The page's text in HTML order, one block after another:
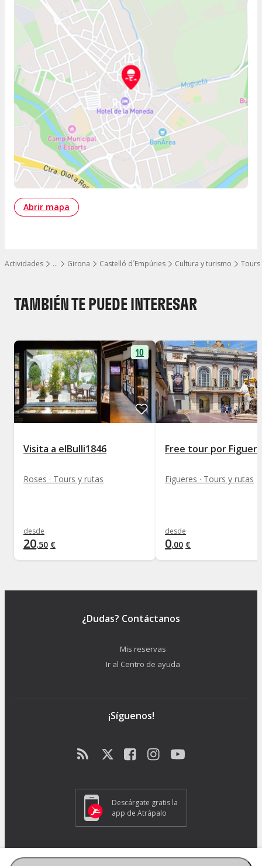
…
Mostrar todos los niveles
Actividades Girona Castelló d´Empúries Cultura y turismo Tours
Abrir mapa
TAMBIÉN TE PUEDE INTERESAR
10
Visita a elBulli1846
Roses · Tours y rutas
desde
20,50 €
Free tour por
Figueres · Tours y rutas
desde
0,00 €
¿Dudas? Contáctanos
Mis reservas
Ir al Centro de ayuda
¡Síguenos!
Descárgate gratis la
app de Atrápalo